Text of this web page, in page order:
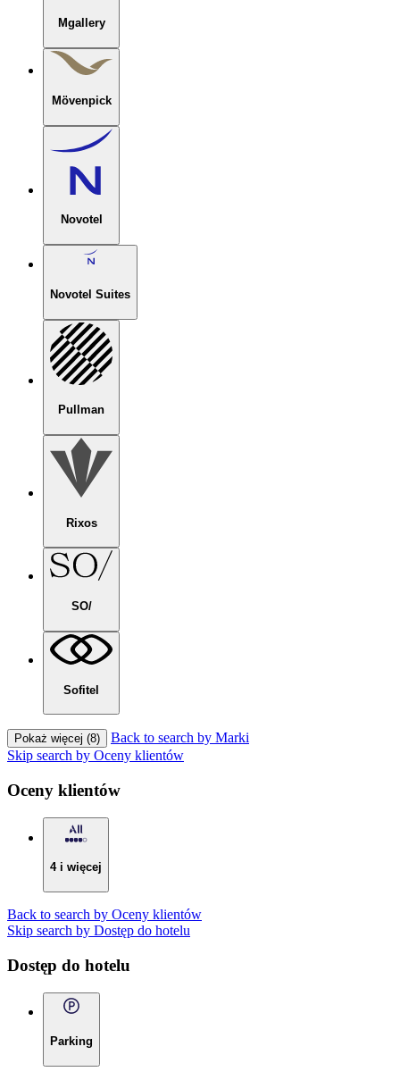
Mgallery
Mövenpick
Novotel
Novotel Suites
Pullman
Rixos
SO/
Sofitel
Pokaż więcej (8)
Back to search by Marki
Skip search by Oceny klientów
Oceny klientów
4 i więcej
Back to search by Oceny klientów
Skip search by Dostęp do hotelu
Dostęp do hotelu
Parking